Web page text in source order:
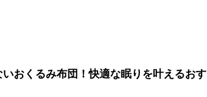
おくるみ布団！快適な眠りを叶えるおす